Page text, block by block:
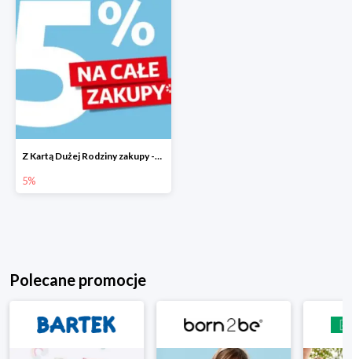
Z Kartą Dużej Rodziny zakupy -5%
5%
Polecane promocje